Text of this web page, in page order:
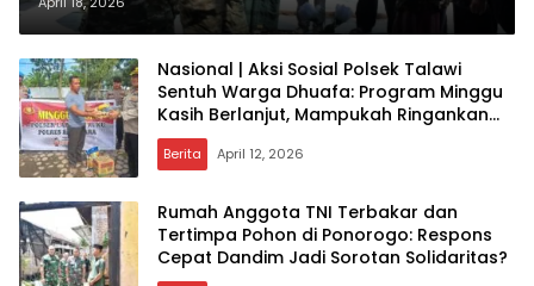
Seberapa Besar Dampaknya bagi
Anak-Anak?Nasional | Aksi Sosial Polsek Talawi
Sentuh Warga Dhuafa: Program Minggu
Kasih Berlanjut, Mampukah Ringankan
Beban Masyarakat?
Berita April 12, 2026
Rumah Anggota TNI Terbakar dan
Tertimpa Pohon di Ponorogo: Respons
Cepat Dandim Jadi Sorotan Solidaritas?